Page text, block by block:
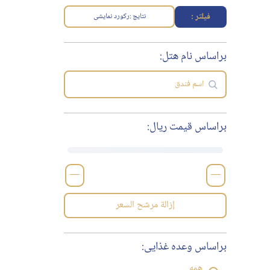
فیلتر : نتایج :رکورد نمایشی
براساس نام هتل:
براساس قیمت ریال:
—
—
إزالة مرشح السعر
براساس وعده غذایی: